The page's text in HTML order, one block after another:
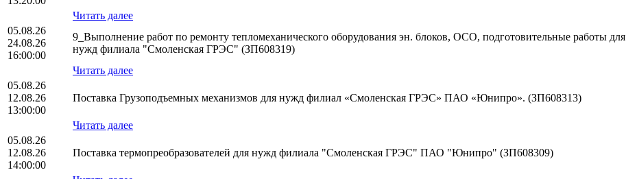
Читать далее
05.08.26
24.08.26
16:00:00
9_Выполнение работ по ремонту тепломеханического оборудования эн. блоков, ОСО, подготовительные работы
нужд филиала "Смоленская ГРЭС" (ЗП608319)
Читать далее
05.08.26
12.08.26
13:00:00
Поставка Грузоподъемных механизмов для нужд филиал «Смоленская ГРЭС» ПАО «Юнипро». (ЗП608313)
Читать далее
05.08.26
12.08.26
14:00:00
Поставка термопреобразователей для нужд филиала "Смоленская ГРЭС" ПАО "Юнипро" (ЗП608309)